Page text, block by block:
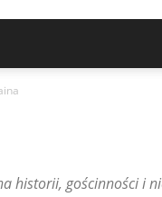
Gospodarka, Przemysł,
historii, gościnności i